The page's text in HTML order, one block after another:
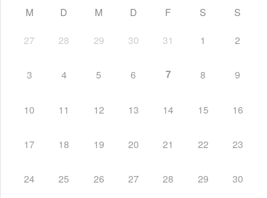
M D M D F S S
27 28 29 30 31 1 2
3 4 5 6 7 8 9
10 11 12 13 14 15 16
17 18 19 20 21 22 23
24 25 26 27 28 29 30